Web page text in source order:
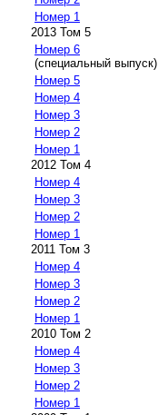
Номер 1
2013 Том 5
Номер 6
(специальный выпуск)
Номер 5
Номер 4
Номер 3
Номер 2
Номер 1
2012 Том 4
Номер 4
Номер 3
Номер 2
Номер 1
2011 Том 3
Номер 4
Номер 3
Номер 2
Номер 1
2010 Том 2
Номер 4
Номер 3
Номер 2
Номер 1